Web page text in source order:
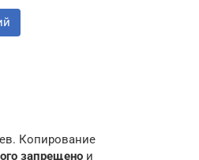
Копирование
запрещено и